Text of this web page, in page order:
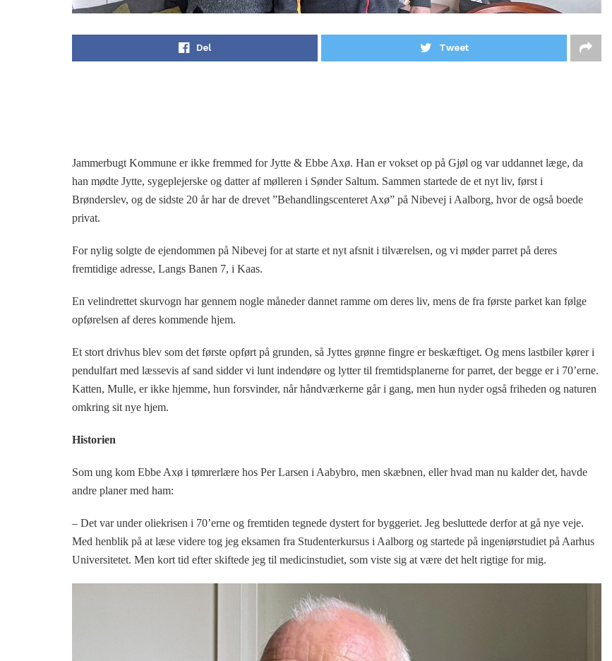
Del Tweet
Jammerbugt Kommune er ikke fremmed for Jytte & Ebbe Axø. Han er vokset op på Gjøl og var uddannet læge, da
han mødte Jytte, sygeplejerske og datter af mølleren i Sønder Saltum. Sammen startede de et nyt liv, først i
Brønderslev, og de sidste 20 år har de drevet ”Behandlingscenteret Axø” på Nibevej i Aalborg, hvor de også boede
privat.
For nylig solgte de ejendommen på Nibevej for at starte et nyt afsnit i tilværelsen, og vi møder parret på deres
fremtidige adresse, Langs Banen 7, i Kaas.
En velindrettet skurvogn har gennem nogle måneder dannet ramme om deres liv, mens de fra første parket kan følge
opførelsen af deres kommende hjem.
Et stort drivhus blev som det første opført på grunden, så Jyttes grønne fingre er beskæftiget. Og mens lastbiler kører i
pendulfart med læssevis af sand sidder vi lunt indendøre og lytter til fremtidsplanerne for parret, der begge er i 70’erne.
Katten, Mulle, er ikke hjemme, hun forsvinder, når håndværkerne går i gang, men hun nyder også friheden og naturen
omkring sit nye hjem.
Historien
Som ung kom Ebbe Axø i tømrerlære hos Per Larsen i Aabybro, men skæbnen, eller hvad man nu kalder det, havde
andre planer med ham:
– Det var under oliekrisen i 70’erne og fremtiden tegnede dystert for byggeriet. Jeg besluttede derfor at gå nye veje.
Med henblik på at læse videre tog jeg eksamen fra Studenterkursus i Aalborg og startede på ingeniørstudiet på Aarhus
Universitetet. Men kort tid efter skiftede jeg til medicinstudiet, som viste sig at være det helt rigtige for mig.